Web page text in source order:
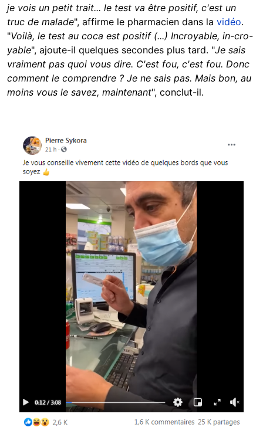
je vois un petit trait... le test va être positif, c'est un
truc de malade", affirme le pharmacien dans la vidéo.
"Voilà, le test au coca est positif (...) Incroyable, in-cro-
yable", ajoute-il quelques secondes plus tard. "Je sais
vraiment pas quoi vous dire. C'est fou, c'est fou. Donc
comment le comprendre ? Je ne sais pas. Mais bon, au
moins vous le savez, maintenant", conclut-il.
Image